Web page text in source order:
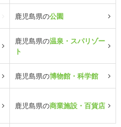
鹿児島県の公園
鹿児島県の温泉・スパリゾー
ト
鹿児島県の博物館・科学館
鹿児島県の商業施設・百貨店